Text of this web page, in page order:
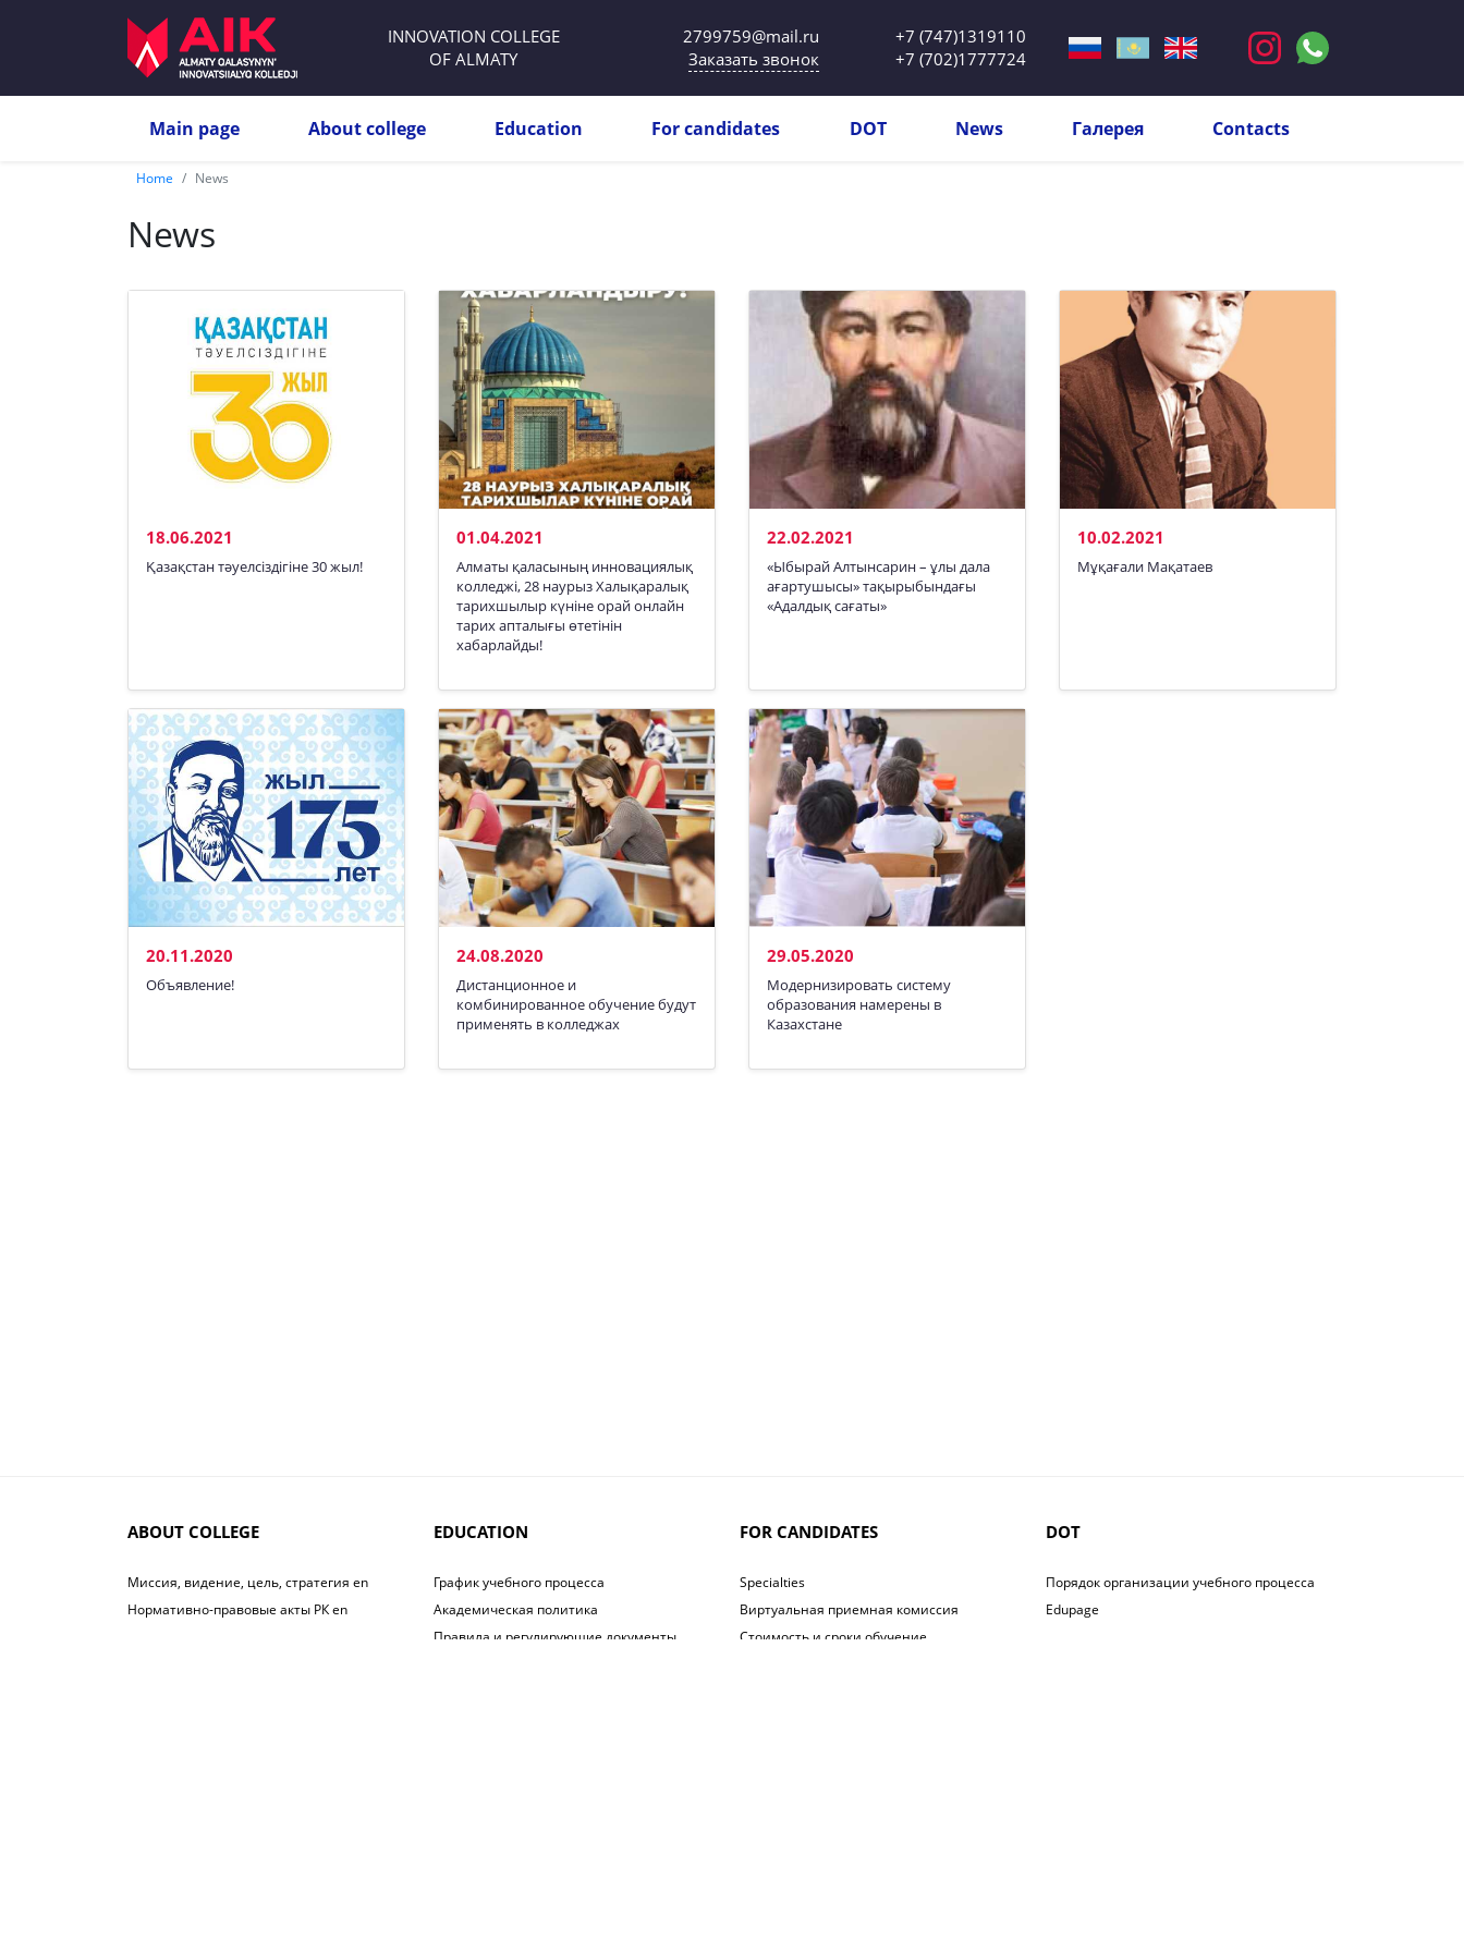
INNOVATION COLLEGE
OF ALMATY
2799759@mail.ru
Заказать звонок
+7 (747)1319110
+7 (702)1777724
Main page About college Education For candidates DOT News Галерея Contacts
Home News
News
18.06.2021
​Қазақстан тәуелсіздігіне 30 жыл!
01.04.2021
Алматы қаласының инновациялық
колледжі, 28 наурыз Халықаралық
тарихшылыр күніне орай онлайн
тарих апталығы өтетінін
хабарлайды!
22.02.2021
«Ыбырай Алтынсарин – ұлы дала
ағартушысы» тақырыбындағы
«Адалдық сағаты»
10.02.2021
Мұқағали Мақатаев
20.11.2020
Объявление​!
24.08.2020
Дистанционное и
комбинированное обучение будут
применять в колледжах
29.05.2020
Модернизировать систему
образования намерены в
Казахстане
ABOUT COLLEGE
Миссия, видение, цель, стратегия en
Нормативно-правовые акты РК en
EDUCATION
График учебного процесса
Академическая политика
Правила и регулирующие документы
FOR CANDIDATES
Specialties
Виртуальная приемная комиссия
Стоимость и сроки обучение
DOT
Порядок организации учебного процесса
Edupage